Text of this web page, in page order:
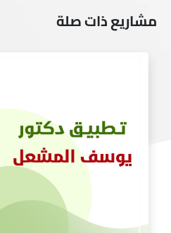
مشاريع ذات صلة